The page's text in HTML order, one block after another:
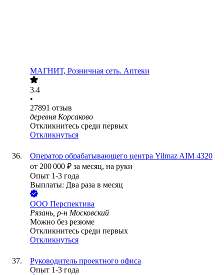
МАГНИТ, Розничная сеть. Аптеки
3.4
•
27891 отзыв
деревня Корсаково
Откликнитесь среди первых
Откликнуться
Оператор обрабатывающего центра Yilmaz AIM 4320
от 200 000 ₽ за месяц, на руки
Опыт 1-3 года
Выплаты: Два раза в месяц
ООО Перспектива
Рязань, р-н Московский
Можно без резюме
Откликнитесь среди первых
Откликнуться
Руководитель проектного офиса
Опыт 1-3 года